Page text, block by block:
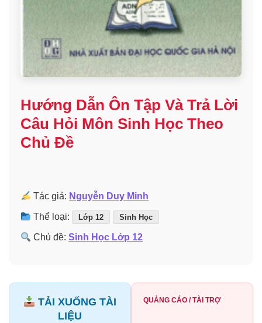
Hướng Dẫn Ôn Tập Và Trả Lời
Câu Hỏi Môn Sinh Học Theo
Chủ Đề
Tác giả: Nguyễn Duy Minh
Thể loại: Lớp 12 Sinh Học
Chủ đề:Sinh Học Lớp 12
TẢI XUỐNG TÀI
LIỆU
QUẢNG CÁO / TÀI TRỢ